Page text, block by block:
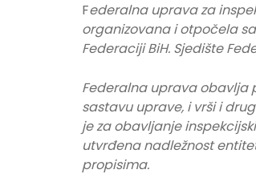
Federalna uprava za
organizovana i otpočela
Federaciji BiH. Sjedište
Federalna uprava obavlja
sastavu uprave, i vrši i
je za obavljanje
utvrđena nadležnost
propisima.